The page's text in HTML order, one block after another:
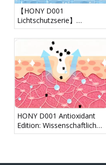
【HONY D001
Lichtschutzserie】
Innovative
Lichtschutztechnologie, die
einen „Lichtschutzschild“
für die Haut bildet
HONY D001 Antioxidant
Edition: Wissenschaftliches
Anti-Aging, baut die